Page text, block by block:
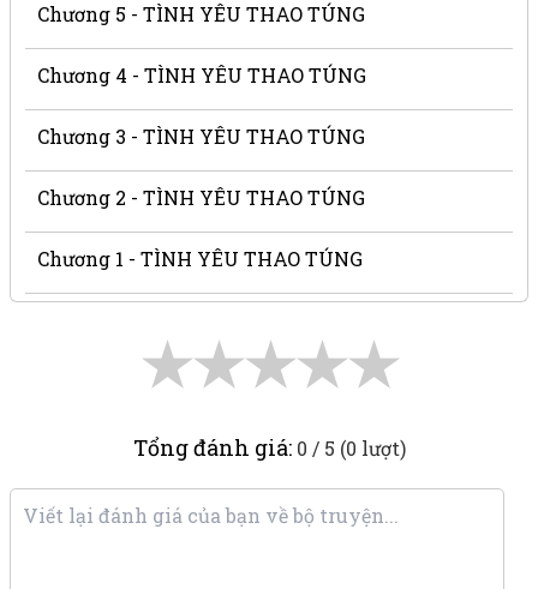
Chương 5 - TÌNH YÊU THAO TÚNG
Chương 4 - TÌNH YÊU THAO TÚNG
Chương 3 - TÌNH YÊU THAO TÚNG
Chương 2 - TÌNH YÊU THAO TÚNG
Chương 1 - TÌNH YÊU THAO TÚNG
★
★
★
★
★
Tổng đánh giá: 0 / 5 (0 lượt)